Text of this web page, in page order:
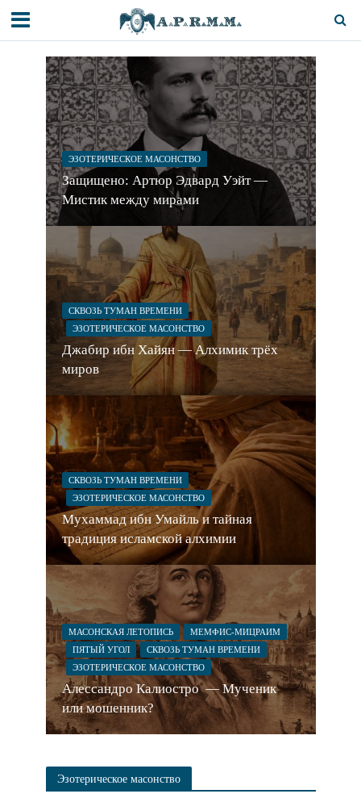
ЭЗОТЕРИЧЕСКОЕ МАСОНСТВО
Защищено: Артюр Эдвард Уэйт —
Мистик между мирами
СКВОЗЬ ТУМАН ВРЕМЕНИ
ЭЗОТЕРИЧЕСКОЕ МАСОНСТВО
Джабир ибн Хайян — Алхимик трёх
миров
СКВОЗЬ ТУМАН ВРЕМЕНИ
ЭЗОТЕРИЧЕСКОЕ МАСОНСТВО
Мухаммад ибн Умайль и тайная
традиция исламской алхимии
МАСОНСКАЯ ЛЕТОПИСЬ
МЕМФИС-МИЦРАИМ
ПЯТЫЙ УГОЛ
СКВОЗЬ ТУМАН ВРЕМЕНИ
ЭЗОТЕРИЧЕСКОЕ МАСОНСТВО
Алессандро Калиостро — Мученик
или мошенник?
Эзотерическое масонство